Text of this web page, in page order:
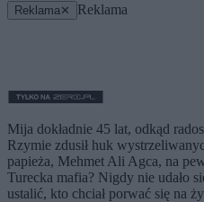
Reklama ✕ Reklama
Mija dokładnie 45 lat, odkąd
Rzymie zdusił huk
papieża, Mehmet Ali Agca, na
Turecka mafia? Nigdy nie udało
ustalić, kto chciał porwać się na